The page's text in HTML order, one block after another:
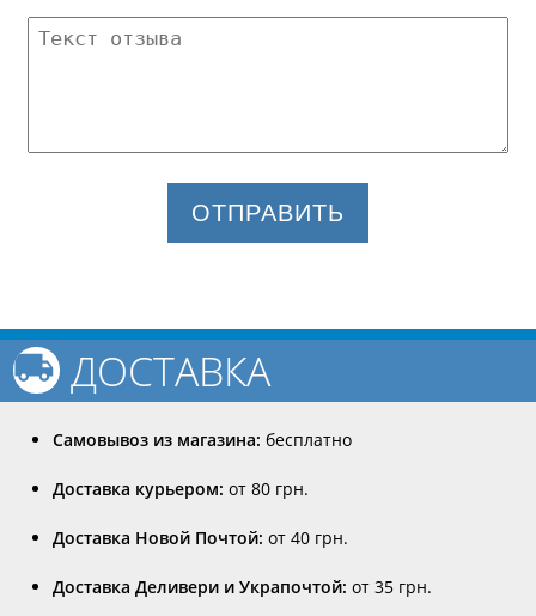
ОТПРАВИТЬ
ДОСТАВКА
Самовывоз из магазина: бесплатно
Доставка курьером: от 80 грн.
Доставка Новой Почтой: от 40 грн.
Доставка Деливери и Украпочтой: от 35 грн.